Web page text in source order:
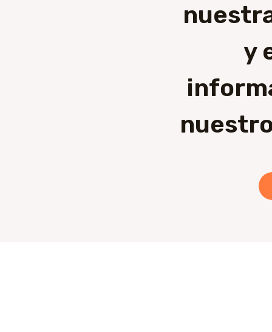
y